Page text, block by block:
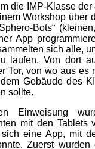
die IMP-Klasse
Workshop über
Bots“
App
sich alle,
laufen. Von dort
Tor, von wo aus es
Gebäude des
sollte.
Einweisung
mit den Tablets
eine App, mit
Zuerst